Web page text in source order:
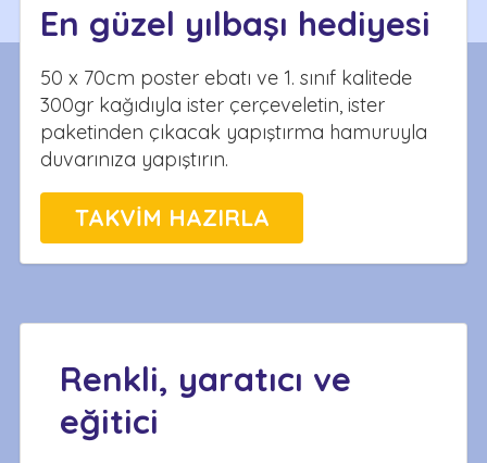
En güzel yılbaşı hediyesi
50 x 70cm poster ebatı ve 1. sınıf kalitede
300gr kağıdıyla ister çerçeveletin, ister
paketinden çıkacak yapıştırma hamuruyla
duvarınıza yapıştırın.
TAKVİM HAZIRLA
Renkli, yaratıcı ve
eğitici